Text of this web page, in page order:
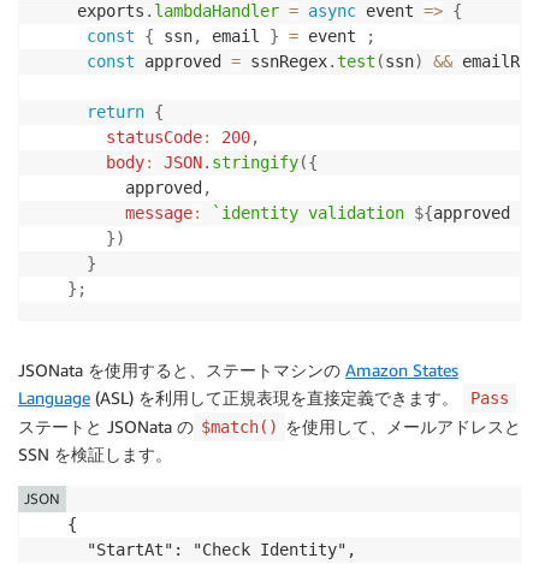
exports . lambdaHandler = async event => {
const
{ ssn, email } = event
;
const approved = ssnRegex.test (ssn) &&
return {
statusCode: 200,
body: JSON. stringify({
      approved
,
message: ` identity validation ${approved
})
}
} ;
JSONata を使用すると、ステートマシンの Amazon States
Language (ASL) を利用して正規表現を直接定義できます。 Pass
ステートと JSONata の $match() を使用して、メールアドレスと
SSN を検証します。
{
  "StartAt": "Check Identity",
JSON